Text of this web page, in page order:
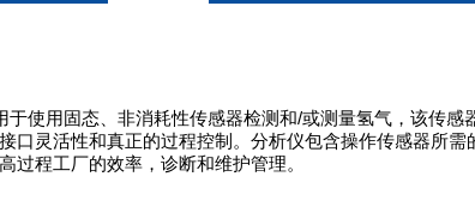
使用固态、非消耗性传感器检测和/或测量氢气，该传
口灵活性和真正的过程控制。分析仪包含操作传感器所
过程工厂的效率，诊断和维护管理。